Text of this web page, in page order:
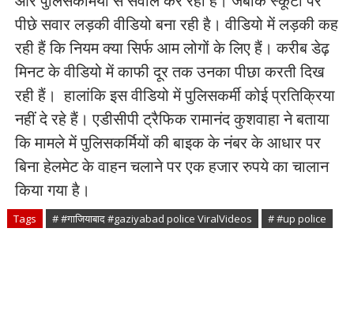
पीछे सवार लड़की वीडियो बना रही है। वीडियो में लड़की कह
रही हैं कि नियम क्या सिर्फ आम लोगों के लिए हैं। करीब डेढ़
मिनट के वीडियो में काफी दूर तक उनका पीछा करती दिख
रही हैं। हालांकि इस वीडियो में पुलिसकर्मी कोई प्रतिक्रिया
नहीं दे रहे हैं। एडीसीपी ट्रैफिक रामानंद कुशवाहा ने बताया
कि मामले में पुलिसकर्मियों की बाइक के नंबर के आधार पर
बिना हेलमेट के वाहन चलाने पर एक हजार रुपये का चालान
किया गया है।
Tags # #गाजियाबाद #gaziyabad police ViralVideos # #up police